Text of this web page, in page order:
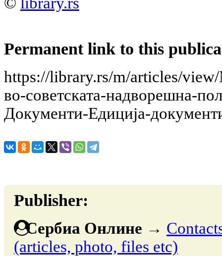
Permanent link to this
https://library.rs/m/articles/
во-советската-надворешна-
Документи-Едициjа-
Publisher:
Сербиа Онлине →
(articles, photo, files etc)